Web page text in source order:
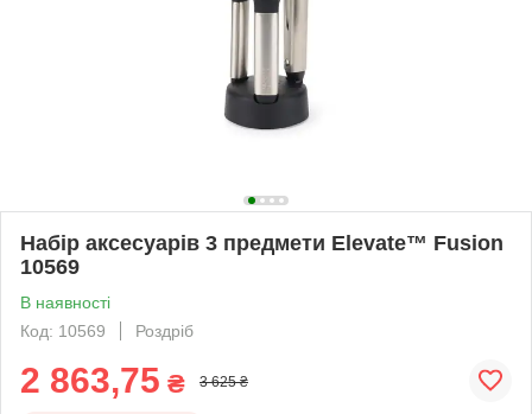
Набір аксесуарів 3 предмети Elevate™ Fusion
10569
В наявності
Код: 10569
Роздріб
2 863,75 ₴ 3 625 ₴